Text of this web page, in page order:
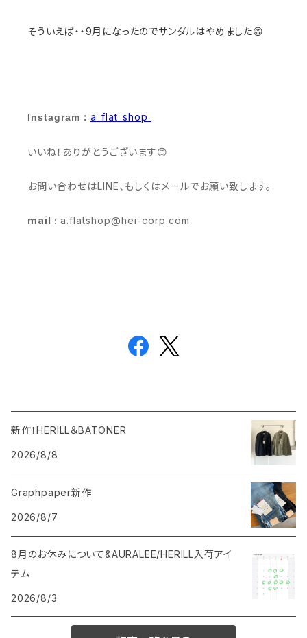
そういえば・・9月になったのでサンダルはやめました😁
Instagram： a_flat_shop
いいね！ありがとうございます😊
お問い合わせはLINE、もしくはメールでお願い致します。
mail : a.flatshop@hei-corp.com
新作！HERILL＆BATONER
2026/8/8
Graphpaper新作
2026/8/7
8月のお休みについて&AURALEE/HERILL入荷アイ
テム
2026/8/3